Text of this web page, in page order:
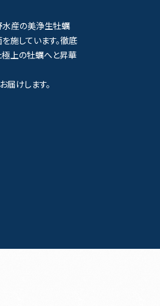
水産の美浄生牡蠣
施しています。徹底
極上の牡蠣へと昇華
けします。